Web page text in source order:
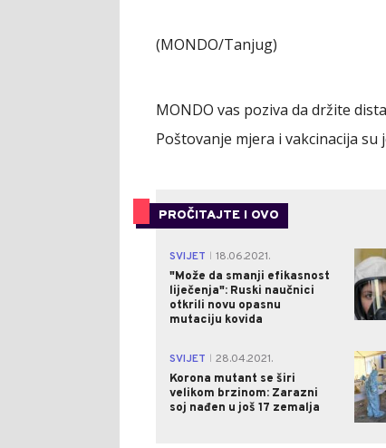
(MONDO/Tanjug)
MONDO vas poziva da držite
Poštovanje mjera i vakcinacija
PROČITAJTE I OVO
SVIJET
18.06.2021.
"Može da smanji efikasnost
liječenja": Ruski naučnici
otkrili novu opasnu
mutaciju kovida
SVIJET
28.04.2021.
Korona mutant se širi
velikom brzinom: Zarazni
soj nađen u još 17 zemalja